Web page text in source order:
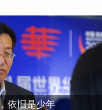
依旧是少年